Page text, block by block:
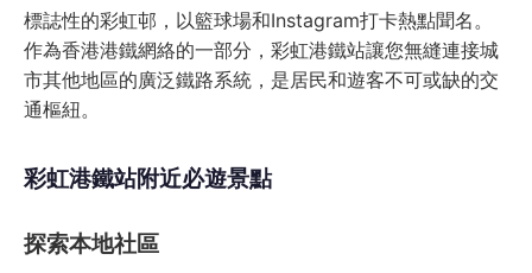
標誌性的彩虹邨，以籃球場和Instagram打卡熱點聞名。
作為香港港鐵網絡的一部分，彩虹港鐵站讓您無縫連接城
市其他地區的廣泛鐵路系統，是居民和遊客不可或缺的交
通樞紐。
彩虹港鐵站附近必遊景點
探索本地社區